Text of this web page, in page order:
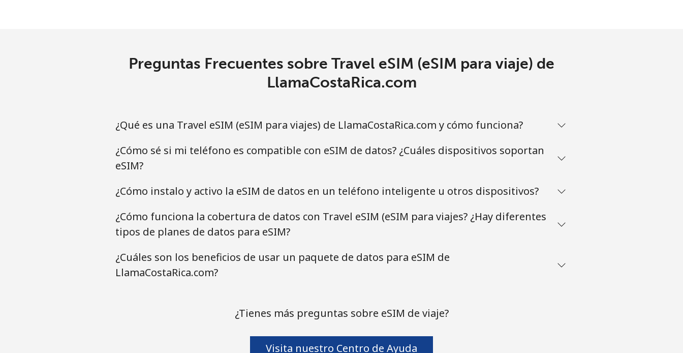
Preguntas Frecuentes sobre Travel eSIM (eSIM para viaje) de
LlamaCostaRica.com
¿Qué es una Travel eSIM (eSIM para viajes) de LlamaCostaRica.com y cómo funciona?
¿Cómo sé si mi teléfono es compatible con eSIM de datos? ¿Cuáles dispositivos soportan
eSIM?
¿Cómo instalo y activo la eSIM de datos en un teléfono inteligente u otros dispositivos?
¿Cómo funciona la cobertura de datos con Travel eSIM (eSIM para viajes? ¿Hay diferentes
tipos de planes de datos para eSIM?
¿Cuáles son los beneficios de usar un paquete de datos para eSIM de
LlamaCostaRica.com?
¿Tienes más preguntas sobre eSIM de viaje?
Visita nuestro Centro de Ayuda